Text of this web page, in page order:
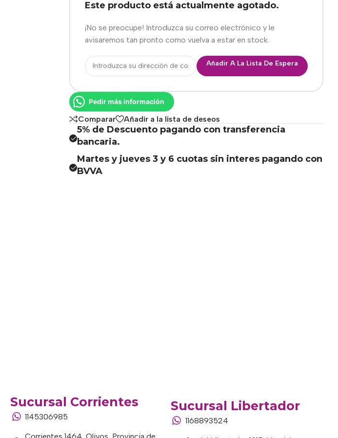
Este producto está actualmente agotado.
¡No se preocupe! Introduzca su correo electrónico y le
avisaremos tan pronto como vuelva a estar en stock.
Añadir A La Lista De Espera
Pedir más información
Comparar Añadir a la lista de deseos
5% de Descuento pagando con transferencia
bancaria.
Martes y jueves 3 y 6 cuotas sin interes pagando con
BVVA
Sucursal Corrientes
1145306985
Sucursal Libertador
1168893524